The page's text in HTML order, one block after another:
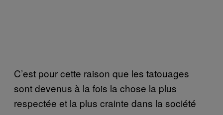
C’est pour cette raison que les tatouages
sont devenus à la fois la chose la plus
respectée et la plus crainte dans la société